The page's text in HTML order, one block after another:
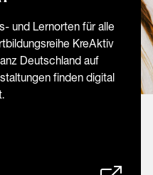
und Lernorten für alle
KreAktiv
Deutschland auf
finden digital